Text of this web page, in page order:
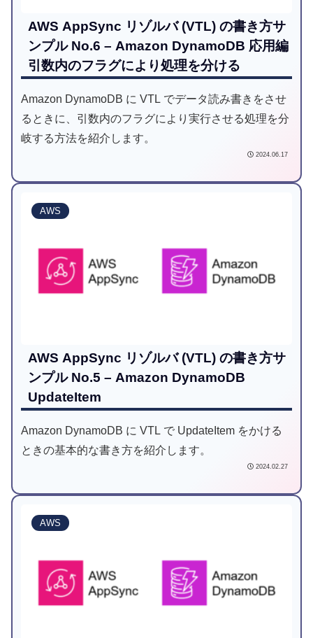
AWS AppSync リゾルバ (VTL) の書き方サ
ンプル No.6 – Amazon DynamoDB 応用編
引数内のフラグにより処理を分ける
Amazon DynamoDB に VTL でデータ読み書きをさせ
るときに、引数内のフラグにより実行させる処理を分
岐する方法を紹介します。
2024.06.17
AWS
AWS AppSync リゾルバ (VTL) の書き方サ
ンプル No.5 – Amazon DynamoDB
UpdateItem
Amazon DynamoDB に VTL で UpdateItem をかける
ときの基本的な書き方を紹介します。
2024.02.27
AWS